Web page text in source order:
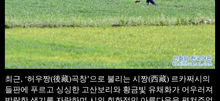
최근, ‘허우짱(後藏)곡창’으로 불리는 시짱(西藏) 르카쩌시의
들판에 푸르고 싱싱한 고산보리와 황금빛 유채화가 어우러져